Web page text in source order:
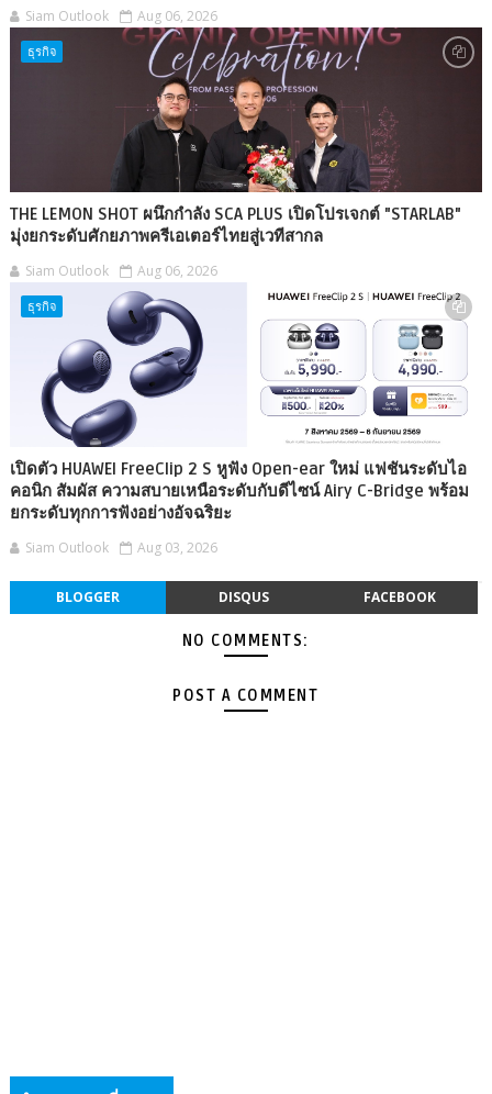
Siam Outlook Aug 06, 2026
ธุรกิจ
THE LEMON SHOT ผนึกกำลัง SCA PLUS เปิดโปรเจกต์ "STARLAB"
มุ่งยกระดับศักยภาพครีเอเตอร์ไทยสู่เวทีสากล
Siam Outlook Aug 06, 2026
ธุรกิจ
เปิดตัว HUAWEI FreeClip 2 S หูฟัง Open-ear ใหม่ แฟชันระดับไอ
คอนิก สัมผัส ความสบายเหนือระดับกับดีไซน์ Airy C-Bridge พร้อม
ยกระดับทุกการฟังอย่างอัจฉริยะ
Siam Outlook Aug 03, 2026
BLOGGER DISQUS FACEBOOK
NO COMMENTS:
POST A COMMENT